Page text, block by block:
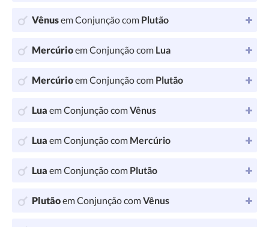
Vênusem Conjunção com Plutão
Mercúrioem Conjunção com Lua
Mercúrioem Conjunção com Plutão
Lua em Conjunção comVênus
Lua em Conjunção com Mercúrio
Lua em Conjunção com Plutão
Plutãoem Conjunção comVênus